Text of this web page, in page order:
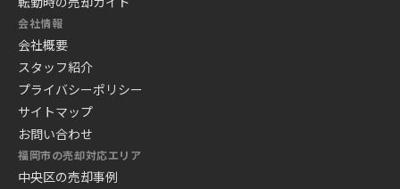
会社情報
会社概要
スタッフ紹介
プライバシーポリシー
サイトマップ
お問い合わせ
福岡市の売却対応エリア
中央区の売却事例